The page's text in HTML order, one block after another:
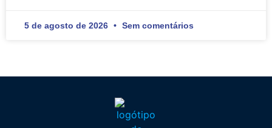
5 de agosto de 2026 Sem comentários